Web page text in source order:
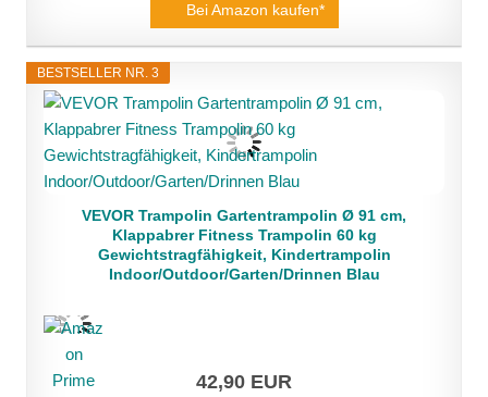
Bei Amazon kaufen*
BESTSELLER NR. 3
VEVOR Trampolin Gartentrampolin Ø 91 cm,
Klappabrer Fitness Trampolin 60 kg
Gewichtstragfähigkeit, Kindertrampolin
Indoor/Outdoor/Garten/Drinnen Blau
42,90 EUR